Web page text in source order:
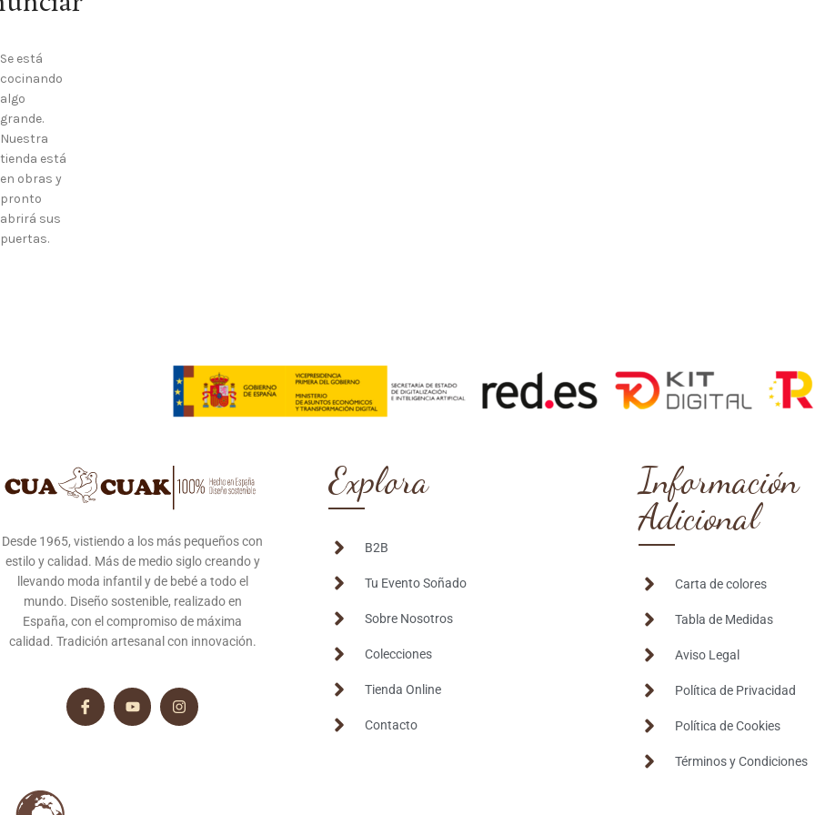
Se está
cocinando
algo
grande.
Nuestra
tienda está
en obras y
pronto
abrirá sus
puertas.
Desde 1965, vistiendo a los más pequeños con
estilo y calidad. Más de medio siglo creando y
llevando moda infantil y de bebé a todo el
mundo. Diseño sostenible, realizado en
España, con el compromiso de máxima
calidad. Tradición artesanal con innovación.
Explora
B2B
Tu Evento Soñado
Sobre Nosotros
Colecciones
Tienda Online
Contacto
Información
Adicional
Carta de colores
Tabla de Medidas
Aviso Legal
Política de Privacidad
Política de Cookies
Términos y Condiciones